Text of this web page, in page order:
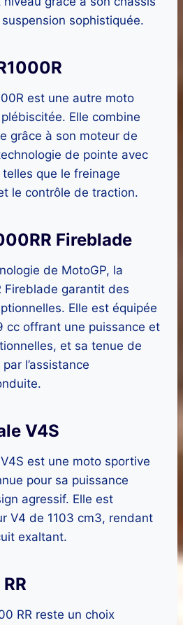
sophistiquée.
est une autre moto
Elle combine
grâce à son moteur de
de pointe avec
que le freinage
le contrôle de traction.
Fireblade
de MotoGP, la
Fireblade garantit des
Elle est équipée
cc offrant une puissance et
et sa tenue de
l’assistance
V4S
est une moto sportive
pour sa puissance
agressif. Elle est
V4 de 1103 cm3, rendant
exaltant.
RR reste un choix